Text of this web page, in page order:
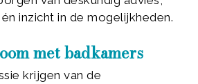
inzicht in de mogelijkheden.
met badkamers
krijgen van de